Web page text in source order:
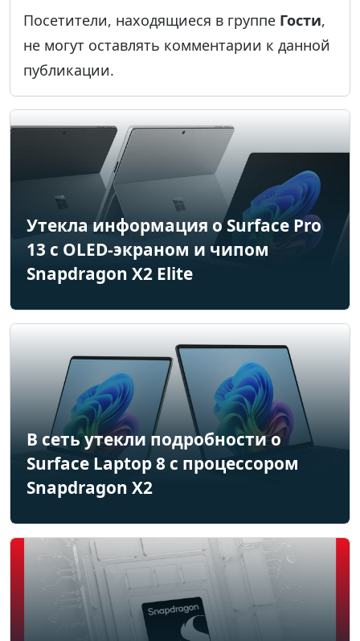
Посетители, находящиеся в группе Гости,
не могут оставлять комментарии к данной
публикации.
Утекла информация о Surface Pro
13 с OLED-экраном и чипом
Snapdragon X2 Elite
В сеть утекли подробности о
Surface Laptop 8 с процессором
Snapdragon X2